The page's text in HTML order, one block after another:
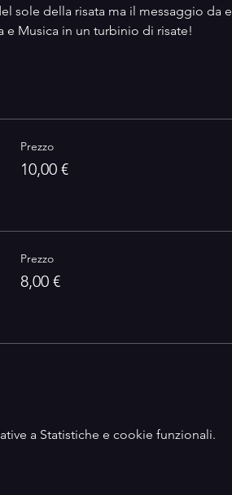
sole della risata ma il messaggio da
e Musica in un turbinio di risate!
Prezzo
10,00 €
Prezzo
8,00 €
a Statistiche e cookie funzionali.